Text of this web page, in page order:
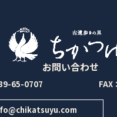
お問い合わせ
65-0707